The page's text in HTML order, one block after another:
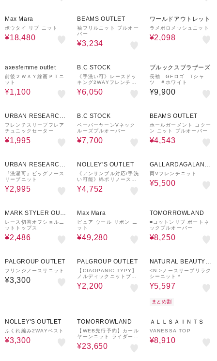
Max Mara
ボウタイ リブ ニット
¥18,480
BEAMS OUTLET
袖フリルニット プルオー
バー
¥3,234
ワールドアウトレット
ラメポロメッシュニット
¥2,098
axesfemme outlet
前後２ＷＡＹ線画ＰＴニ
ット
¥1,100
B.C STOCK
《手洗い可》レースドッ
キング2WAYフレンチス
リーブニットプルオーバ
ー
¥6,050
ブルックスブラザーズ
長袖 GFロゴ Tシャ
ツ ＃ホワイト
¥9,900
URBAN RESEARCH
ware house
フレンチスリーブフレア
チュニックセーター
¥1,995
B.C STOCK
ペーパーヤーンVネック
ルーズプルオーバー
¥7,700
BEAMS OUTLET
ホールガーメント コクー
ン ニット プルオーバー
¥4,543
URBAN RESEARCH
ware house
『洗濯可』ビッグノース
リーブニット
¥2,995
NOLLEY'S OUTLET
《アンサンブル対応/手洗
い可能》綿ポリノースリ
ーブプルオーバーニット
¥4,752
GALLARDAGALANT
E
両Vフレンチニット
¥5,500
MARK STYLER OUT
LET
レース切替オフショルニ
ットトップス
¥2,486
Max Mara
ピュア ウール リボン ニ
ット
¥49,280
TOMORROWLAND
■コットンリブ ボートネ
ックプルオーバー
¥8,250
PALGROUP OUTLET
フリンジノースリニット
¥3,300
PALGROUP OUTLET
【CIAOPANIC TYPY】
ノルディックニットブラ
ビスチェ
¥2,200
NATURAL BEAUTY B
ASIC
<N.>ノースリーブリラク
シーニット＊
¥5,597
まとめ割
NOLLEY'S OUTLET
ふくれ編み2WAYベスト
¥3,300
TOMORROWLAND
【WEB先行予約】カール
ヤーンニット ライダース
ジャケット
¥23,650
ＡＬＬＳＡＩＮＴＳ
VANESSA TOP
¥8,910